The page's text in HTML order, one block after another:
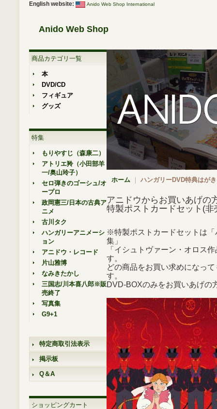
English website: Anido Web Shop International
Anido Web Shop
商品カテゴリ一覧
本
DVD/CD
フィギュア
グッズ
特集
もりやすじ（森康二）
アトリエ羚（小田部羊
一/奥山玲子）
セロ弾きのゴーシュ/オ
ープロ
政岡憲三/日本の古典ア
ニメ
古川タク
ハンガリーアニメーシ
ョン
アニドウ・レコード
片山雅博
なみきたかし
三国志/川本喜八郎※販
売終了
写真集
G9+1
特定商取引法表示
掲示板
Q＆A
ショッピングカート
ホーム ハンガリーDVD特典はがき
アニドウからお買いあげの
特製ポストカードセット(非
※特製ポストカードセットは
集」
「イシュトヴァーン・オロス
す。
どの商品をお買い求めになっ
す。
DVD-BOXのみをお買いあげの